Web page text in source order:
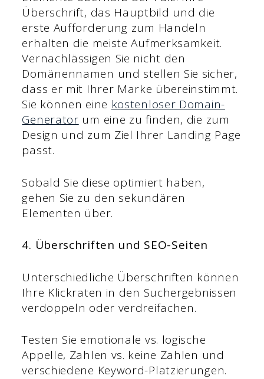
Überschrift, das Hauptbild und die
erste Aufforderung zum Handeln
erhalten die meiste Aufmerksamkeit.
Vernachlässigen Sie nicht den
Domänennamen und stellen Sie sicher,
dass er mit Ihrer Marke übereinstimmt.
Sie können eine kostenloser Domain-
Generator um eine zu finden, die zum
Design und zum Ziel Ihrer Landing Page
passt.
Sobald Sie diese optimiert haben,
gehen Sie zu den sekundären
Elementen über.
4. Überschriften und SEO-Seiten
Unterschiedliche Überschriften können
Ihre Klickraten in den Suchergebnissen
verdoppeln oder verdreifachen.
Testen Sie emotionale vs. logische
Appelle, Zahlen vs. keine Zahlen und
verschiedene Keyword-Platzierungen.